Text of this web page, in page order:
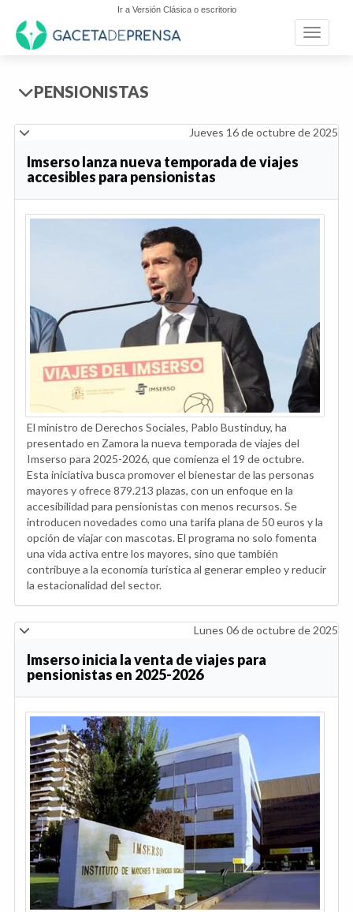
Ir a Versión Clásica o escritorio
Toggle
PENSIONISTAS
Jueves 16 de octubre de 2025
Imserso lanza nueva temporada de viajes
accesibles para pensionistas
El ministro de Derechos Sociales, Pablo Bustinduy, ha
presentado en Zamora la nueva temporada de viajes del
Imserso para 2025-2026, que comienza el 19 de octubre.
Esta iniciativa busca promover el bienestar de las personas
mayores y ofrece 879.213 plazas, con un enfoque en la
accesibilidad para pensionistas con menos recursos. Se
introducen novedades como una tarifa plana de 50 euros y la
opción de viajar con mascotas. El programa no solo fomenta
una vida activa entre los mayores, sino que también
contribuye a la economía turística al generar empleo y reducir
la estacionalidad del sector.
Lunes 06 de octubre de 2025
Imserso inicia la venta de viajes para
pensionistas en 2025-2026